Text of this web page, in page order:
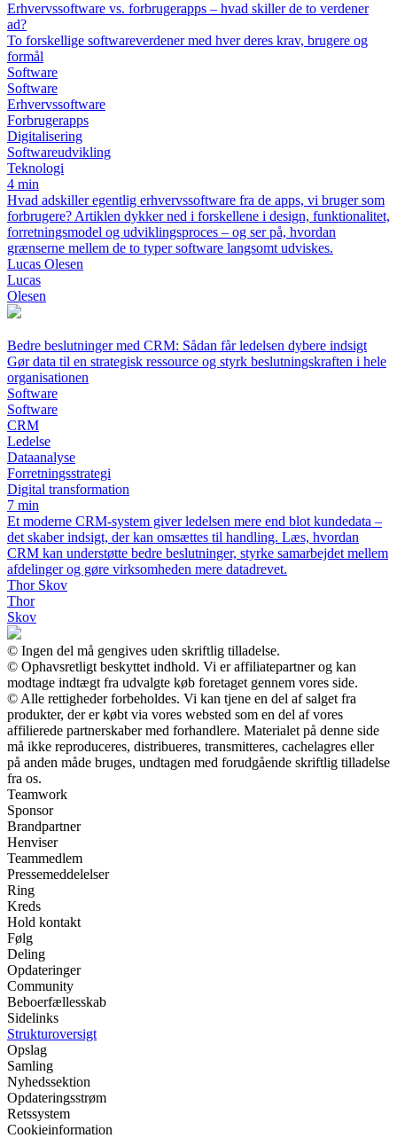
Erhvervssoftware vs. forbrugerapps – hvad skiller de to verdener
ad?
To forskellige softwareverdener med hver deres krav, brugere og
formål
Software
Software
Erhvervssoftware
Forbrugerapps
Digitalisering
Softwareudvikling
Teknologi
4 min
Hvad adskiller egentlig erhvervssoftware fra de apps, vi bruger som
forbrugere? Artiklen dykker ned i forskellene i design, funktionalitet,
forretningsmodel og udviklingsproces – og ser på, hvordan
grænserne mellem de to typer software langsomt udviskes.
Lucas Olesen
Lucas
Olesen
Bedre beslutninger med CRM: Sådan får ledelsen dybere indsigt
Gør data til en strategisk ressource og styrk beslutningskraften i hele
organisationen
Software
Software
CRM
Ledelse
Dataanalyse
Forretningsstrategi
Digital transformation
7 min
Et moderne CRM-system giver ledelsen mere end blot kundedata –
det skaber indsigt, der kan omsættes til handling. Læs, hvordan
CRM kan understøtte bedre beslutninger, styrke samarbejdet mellem
afdelinger og gøre virksomheden mere datadrevet.
Thor Skov
Thor
Skov
© Ingen del må gengives uden skriftlig tilladelse.
© Ophavsretligt beskyttet indhold. Vi er affiliatepartner og kan
modtage indtægt fra udvalgte køb foretaget gennem vores side.
© Alle rettigheder forbeholdes. Vi kan tjene en del af salget fra
produkter, der er købt via vores websted som en del af vores
affilierede partnerskaber med forhandlere. Materialet på denne side
må ikke reproduceres, distribueres, transmitteres, cachelagres eller
på anden måde bruges, undtagen med forudgående skriftlig tilladelse
fra os.
Teamwork
Sponsor
Brandpartner
Henviser
Teammedlem
Pressemeddelelser
Ring
Kreds
Hold kontakt
Følg
Deling
Opdateringer
Community
Beboerfællesskab
Sidelinks
Strukturoversigt
Opslag
Samling
Nyhedssektion
Opdateringsstrøm
Retssystem
Cookieinformation